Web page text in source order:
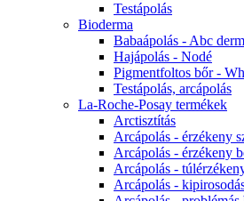
Testápolás
Bioderma
Babaápolás - Abc derm
Hajápolás - Nodé
Pigmentfoltos bőr -
Testápolás, arcápolás
La-Roche-Posay termékek
Arctisztítás
Arcápolás - érzékeny
Arcápolás - érzékeny
Arcápolás -
Arcápolás -